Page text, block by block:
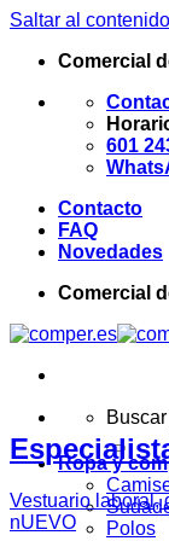
Saltar al contenido
Comercial
601
Contacto
FAQ
Novedades
Comercial
Ropa y
Polos
Vestuario laboral,
nUEVO